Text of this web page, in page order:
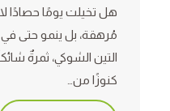
هل تخيلت يومًا حصادًا لا
مُرهقة، بل ينمو حتى في
التين الشوكي، ثمرةٌ
كنوزًا من…